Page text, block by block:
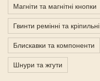
Магніти та магнітні кнопки
Гвинти ремінні та кріпильні
Блискавки та компоненти
Шнури та жгути